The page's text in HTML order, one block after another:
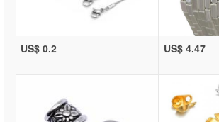
US$ 0.2 US$ 4.47